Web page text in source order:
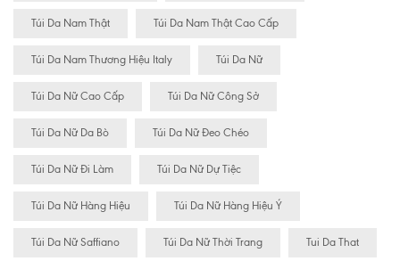
Túi Da Nam Thật Túi Da Nam Thật Cao Cấp
Túi Da Nam Thương Hiệu Italy Túi Da Nữ
Túi Da Nữ Cao Cấp Túi Da Nữ Công Sở
Túi Da Nữ Da Bò Túi Da Nữ Đeo Chéo
Túi Da Nữ Đi Làm Túi Da Nữ Dự Tiệc
Túi Da Nữ Hàng Hiệu Túi Da Nữ Hàng Hiệu Ý
Túi Da Nữ Saffiano Túi Da Nữ Thời Trang Tui Da That